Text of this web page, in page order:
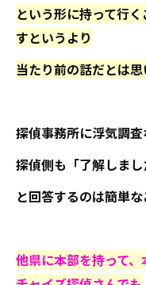
という形に持って行
すというより
当たり前の話だとは思
探偵事務所に浮気調査
探偵側も「了解しまし
と回答するのは簡単な
他県に本部を持って